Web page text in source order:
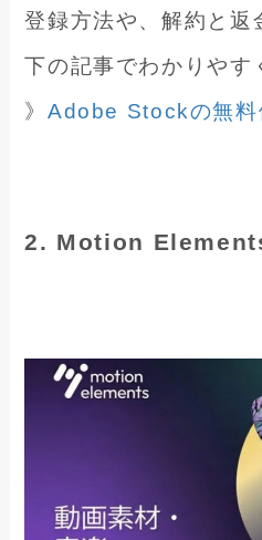
登録方法や、解約と返
下の記事でわかりやす
》Adobe Stockの無料
2. Motion